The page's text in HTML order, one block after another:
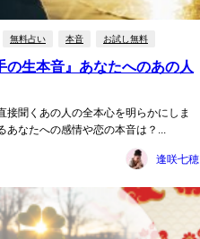
無料占い 本音 お試し無料
の生本音』あなたへのあの人
接聞くあの人の全本心を明らかにしま
なたへの感情や恋の本音は？...
逢咲七穂